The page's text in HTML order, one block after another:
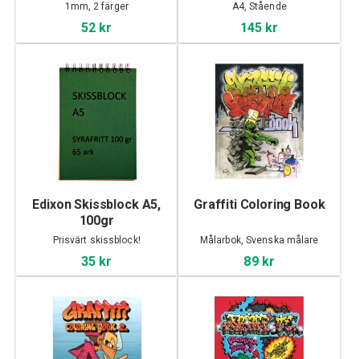
1mm, 2 färger
52 kr
A4, Stående
145 kr
Edixon Skissblock A5,
100gr
Prisvärt skissblock!
35 kr
Graffiti Coloring Book
Målarbok, Svenska målare
89 kr